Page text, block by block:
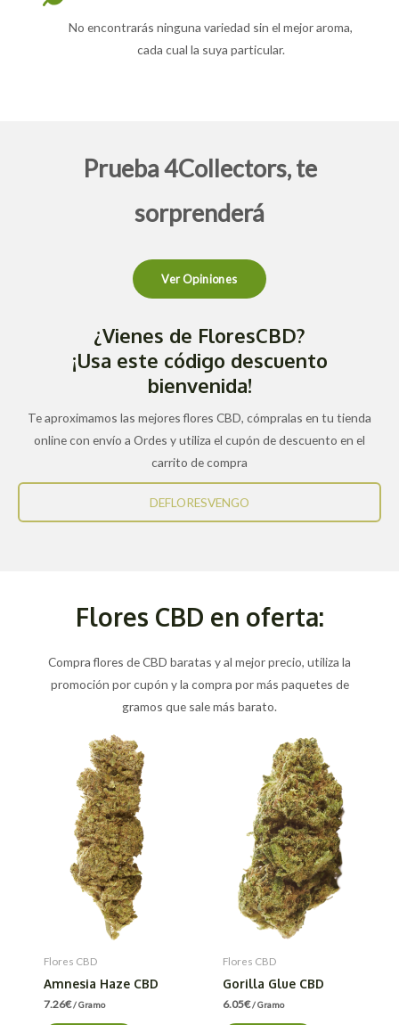
No encontrarás ninguna variedad sin el mejor aroma,
cada cual la suya particular.
Prueba 4Collectors, te
sorprenderá
Ver Opiniones
¿Vienes de FloresCBD?
¡Usa este código descuento
bienvenida!
Te aproximamos las mejores flores CBD, cómpralas en tu tienda
online con envío a Ordes y utiliza el cupón de descuento en el
carrito de compra
DEFLORESVENGO
Flores CBD en oferta:
Compra flores de CBD baratas y al mejor precio, utiliza la
promoción por cupón y la compra por más paquetes de
gramos que sale más barato.
Flores CBD
Amnesia Haze CBD
7.26€/ Gramo
Flores CBD
Gorilla Glue CBD
6.05€/ Gramo